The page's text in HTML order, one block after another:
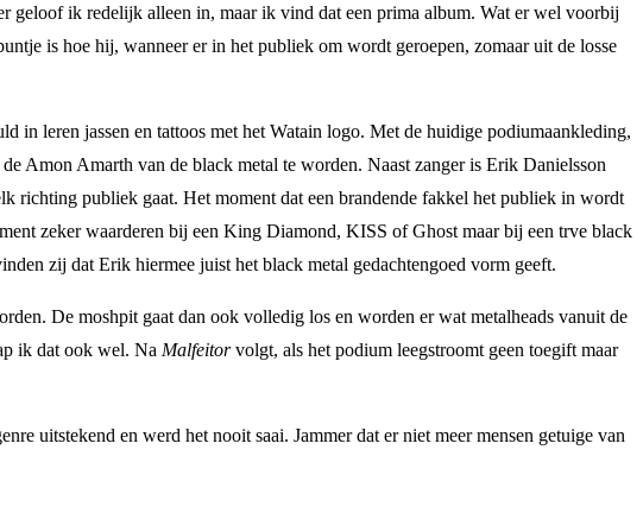
geloof ik redelijk alleen in, maar ik vind dat een prima album. Wat er wel voorbij
is hoe hij, wanneer er in het publiek om wordt geroepen, zomaar uit de losse
in leren jassen en tattoos met het Watain logo. Met de huidige podiumaankleding,
Amon Amarth van de black metal te worden. Naast zanger is Erik Danielsson
richting publiek gaat. Het moment dat een brandende fakkel het publiek in wordt
zeker waarderen bij een King Diamond, KISS of Ghost maar bij een trve black
zij dat Erik hiermee juist het black metal gedachtengoed vorm geeft.
De moshpit gaat dan ook volledig los en worden er wat metalheads vanuit de
ik dat ook wel. Na Malfeitorvolgt, als het podium leegstroomt geen toegift maar
uitstekend en werd het nooit saai. Jammer dat er niet meer mensen getuige van